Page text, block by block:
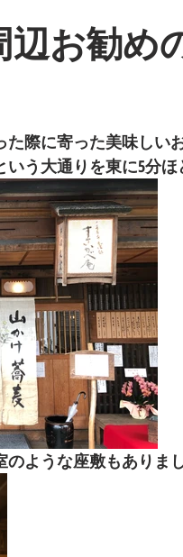
辺お勧め
際に寄った美味しい
う大通りを東に5分ほ
ような座敷もありまし